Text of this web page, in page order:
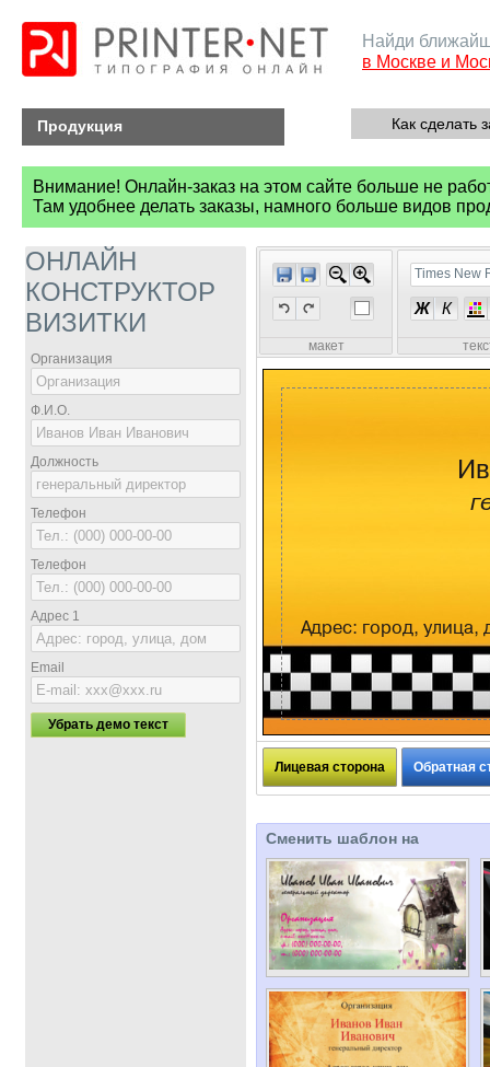
Найди
в Москве и
Продукция Как сделать
Внимание! Онлайн-заказ на этом сайте больше не
Там удобнее делать заказы, намного больше видов
ОНЛАЙН
КОНСТРУКТОР
ВИЗИТКИ
Организация
Ф.И.О.
Должность
Телефон
Телефон
Адрес 1
Email
Убрать демо текст
макет
Times New
Ж К
Лицевая сторона Обратная
Сменить шаблон на